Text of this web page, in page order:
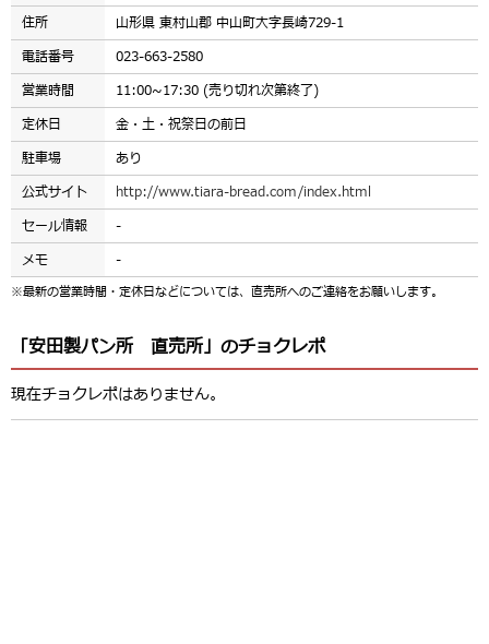
住所
山形県 東村山郡 中山町大字長崎729-1
電話番号
023-663-2580
営業時間
11:00~17:30 (売り切れ次第終了)
定休日
金・土・祝祭日の前日
駐車場
あり
公式サイト
http://www.tiara-bread.com/index.html
セール情報
-
メモ
-
※最新の営業時間・定休日などについては、直売所へのご連絡をお願いします。
「安田製パン所 直売所」のチョクレポ
現在チョクレポはありません。